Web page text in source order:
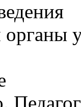
органы